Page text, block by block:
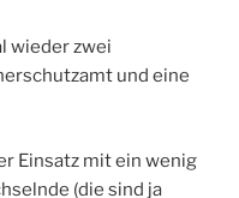
wieder zwei
und eine
Einsatz mit ein wenig
(die sind ja